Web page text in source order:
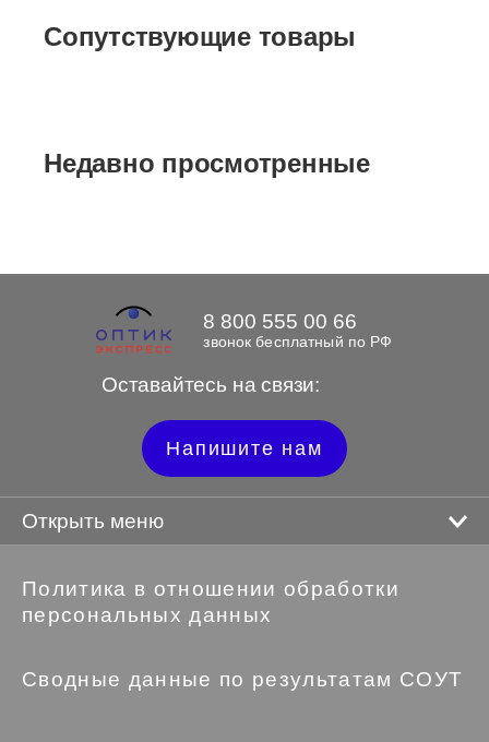
Сопутствующие товары
Недавно просмотренные
Оставайтесь на связи:
8 800 555 00 66
звонок бесплатный по РФ
Напишите нам
Открыть меню
Политика в отношении обработки
персональных данных
Сводные данные по результатам СОУТ